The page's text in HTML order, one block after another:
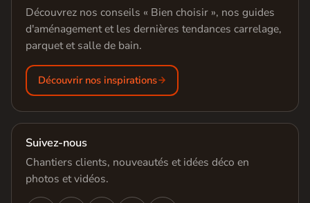
Découvrez nos conseils « Bien choisir », nos guides
d'aménagement et les dernières tendances carrelage,
parquet et salle de bain.
Découvrir nos inspirations
Suivez-nous
Chantiers clients, nouveautés et idées déco en
photos et vidéos.